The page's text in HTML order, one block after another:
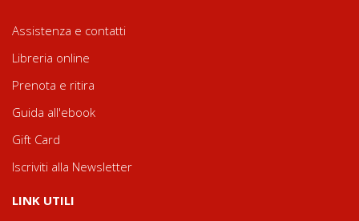
Assistenza e contatti
Libreria online
Prenota e ritira
Guida all'ebook
Gift Card
Iscriviti alla Newsletter
LINK UTILI